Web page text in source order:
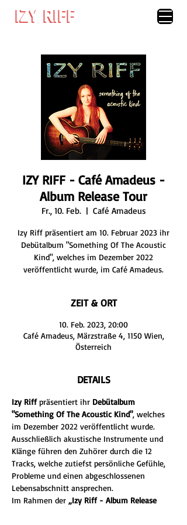
IZY RIFF
IZY RIFF
IZY RIFF - Café Amadeus -
Album Release Tour
Fr., 10. Feb.
  |
Café Amadeus
Izy Riff präsentiert am 10. Februar 2023 ihr
Debütalbum "Something Of The Acoustic
Kind", welches im Dezember 2022
veröffentlicht wurde, im Café Amadeus.
ZEIT & ORT
10. Feb. 2023, 20:00
Café Amadeus, Märzstraße 4, 1150 Wien,
Österreich
DETAILS
Izy Riff präsentiert ihr Debütalbum
"Something Of The Acoustic Kind", welches
im Dezember 2022 veröffentlicht wurde.
Ausschließlich akustische Instrumente und
Klänge führen den Zuhörer durch die 12
Tracks, welche zutiefst persönliche Gefühle,
Probleme und einen abgeschlossenen
Lebensabschnitt ansprechen.
Im Rahmen der „Izy Riff - Album Release